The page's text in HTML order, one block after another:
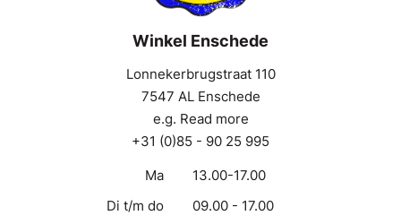
Winkel Enschede
Lonnekerbrugstraat 110
7547 AL Enschede
e.g. Read more
+31 (0)85 - 90 25 995
Ma
13.00-17.00
Di t/m do
09.00 - 17.00